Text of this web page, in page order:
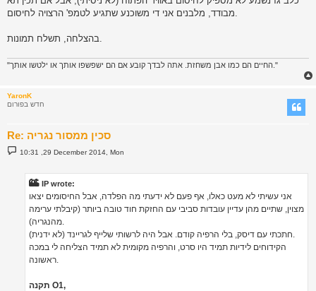
מבודד, מלבנים אני די משוכנע שתגיע לטמפ' הרצויה לחיסום.
בהצלחה, תשלח תמונות.
"החיים הם כמו אבן משחזת. אתה לבדך קובע אם הם ישפשפו אותך או ילטשו אותך."
YaronK
חדש בפורום
Re: סכין ממסור נגריה
P
o
10:31 ,29 December 2014, Mon
IP wrote:
אני עשיתי לא מעט כאלו, אף פעם לא ידעתי מה הפלדה, אבל החיסומים יצאו
מצוין, שתיים מהן עדיין עובדות סביבי עם החזקת חוד טובה ביותר (קיבלתי ערימה
מהנגריה).
חתכתי עם דיסק, בלי הרפיה קודם. אבל היה לרשותי שלייף לגריינד (לא ידנית).
הקידוחים לידיות תמיד היו סרט, והרפיה מקומית לא תמיד הצליחה לי במכה
ראשונה.
תקנה O1,